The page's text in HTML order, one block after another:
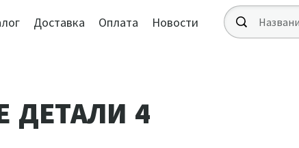
Доставка Оплата Новости
ДЕТАЛИ 4